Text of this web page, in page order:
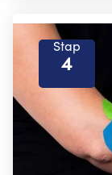
Stap
4